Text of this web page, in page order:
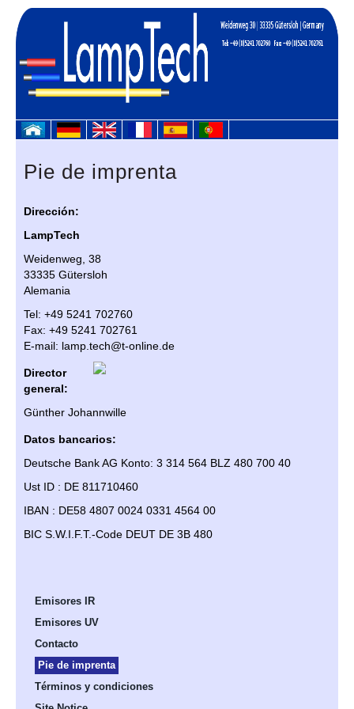
Pie de imprenta
Dirección:
LampTech
Weidenweg, 38
33335 Gütersloh
Alemania
Tel: +49 5241 702760
Fax: +49 5241 702761
E-mail: lamp.tech@t-online.de
Director
general:
Günther Johannwille
Datos bancarios:
Deutsche Bank AG Konto: 3 314 564 BLZ 480 700 40
Ust ID : DE 811710460
IBAN : DE58 4807 0024 0331 4564 00
BIC S.W.I.F.T.-Code DEUT DE 3B 480
Emisores IR
Emisores UV
Contacto
Pie de imprenta
Términos y condiciones